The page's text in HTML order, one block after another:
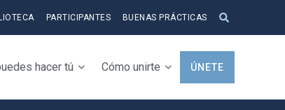
PARTICIPANTES BUENAS PRÁCTICAS
hacer tú Cómo unirte ÚNETE